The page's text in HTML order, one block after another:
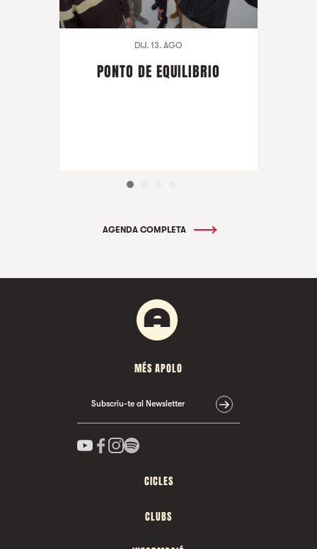
DIJ. 13. AGO
PONTO DE EQUILIBRIO
AGENDA COMPLETA
MÉS APOLO
Subscriu-te al Newsletter
CICLES
CLUBS